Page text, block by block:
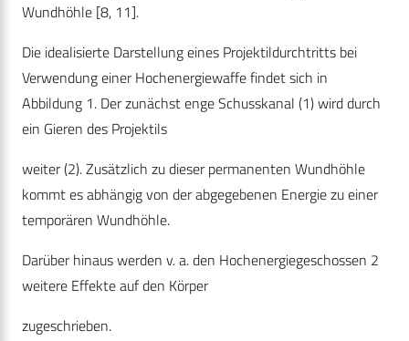
Wundhöhle [8, 11].
Die idealisierte Darstellung eines Projektildurchtritts bei
Verwendung einer Hochenergiewaffe findet sich in
Abbildung 1. Der zunächst enge Schusskanal (1) wird durch
ein Gieren des Projektils
weiter (2). Zusätzlich zu dieser permanenten Wundhöhle
kommt es abhängig von der abgegebenen Energie zu einer
temporären Wundhöhle.
Darüber hinaus werden v. a. den Hochenergiegeschossen 2
weitere Effekte auf den Körper
zugeschrieben.